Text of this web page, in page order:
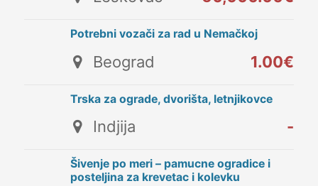
Potrebni vozači za rad u Nemačkoj
Beograd 1.00€
Trska za ograde, dvorišta, letnjikovce
Indjija -
Šivenje po meri – pamucne ogradice i
posteljina za krevetac i kolevku